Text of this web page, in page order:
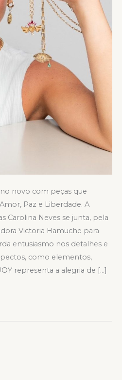
novo com peças que
Paz e Liberdade. A
Carolina Neves se junta, pela
Victoria Hamuche para
entusiasmo nos detalhes e
como elementos,
representa a alegria de […]